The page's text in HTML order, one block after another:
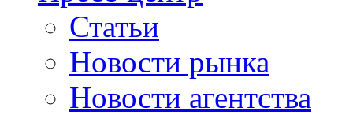
Статьи
Новости рынка
Новости агентства